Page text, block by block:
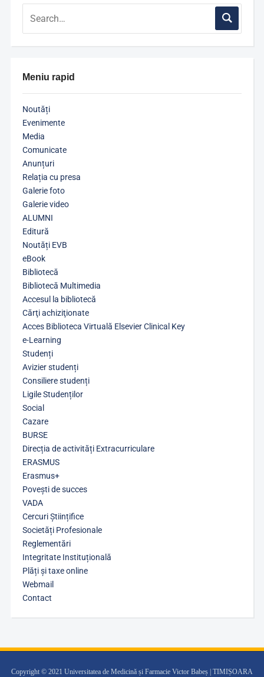
Meniu rapid
Noutăți
Evenimente
Media
Comunicate
Anunțuri
Relația cu presa
Galerie foto
Galerie video
ALUMNI
Editură
Noutăți EVB
eBook
Bibliotecă
Bibliotecă Multimedia
Accesul la bibliotecă
Cărţi achiziţionate
Acces Biblioteca Virtuală Elsevier Clinical Key
e-Learning
Studenți
Avizier studenți
Consiliere studenți
Ligile Studenților
Social
Cazare
BURSE
Direcția de activități Extracurriculare
ERASMUS
Erasmus+
Povești de succes
VADA
Cercuri Științifice
Societăți Profesionale
Reglementări
Integritate Instituțională
Plăți și taxe online
Webmail
Contact
Copyright © 2021 Universitatea de Medicină și Farmacie Victor Babeș | TIMIȘOARA